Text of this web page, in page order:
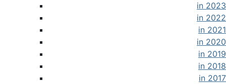
in 2023
in 2022
in 2021
in 2020
in 2019
in 2018
in 2017